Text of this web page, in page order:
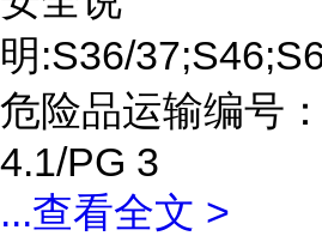
明:S36/
危险品运输编号
4.1/PG 3
...查看全文 >